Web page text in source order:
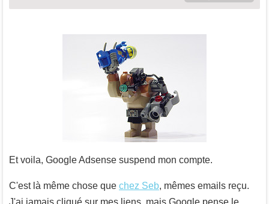
Et voila, Google Adsense suspend mon compte.
C'est là même chose que chez Seb, mêmes emails reçu.
J'ai jamais cliqué sur mes liens, mais Google pense le